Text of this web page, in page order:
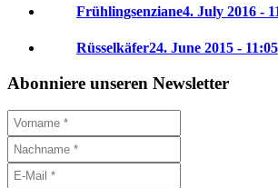
Frühlingsenziane4. July 2016 -
Rüsselkäfer24. June 2015 - 11:05
Abonniere unseren Newsletter